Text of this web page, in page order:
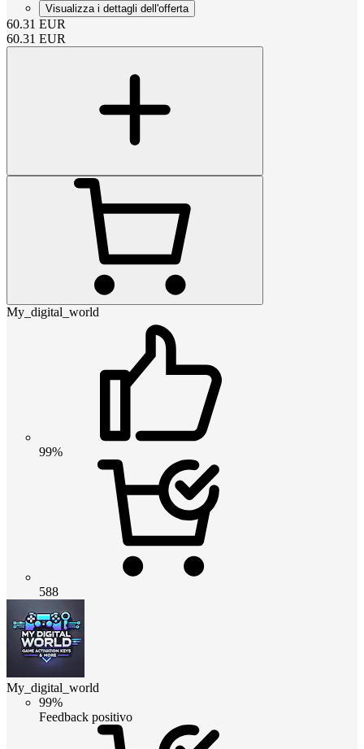
Visualizza i dettagli dell'offerta
60.31 EUR
60.31 EUR
My_digital_world
99%
588
My_digital_world
99%
Feedback positivo